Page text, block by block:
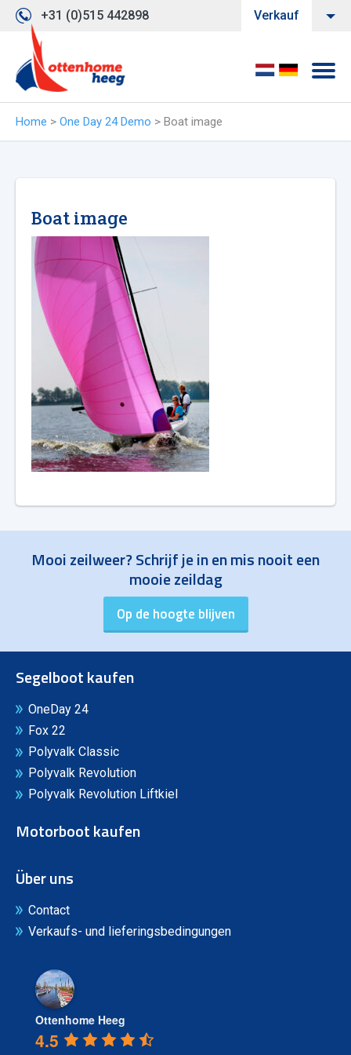
+31 (0)515 442898 Verkauf
Home > One Day 24 Demo > Boat image
Boat image
Mooi zeilweer? Schrijf je in en mis nooit een
mooie zeildag
Segelboot kaufen
OneDay 24
Fox 22
Polyvalk Classic
Polyvalk Revolution
Polyvalk Revolution Liftkiel
Motorboot kaufen
Über uns
Contact
Verkaufs- und lieferingsbedingungen
Ottenhome Heeg
4.5